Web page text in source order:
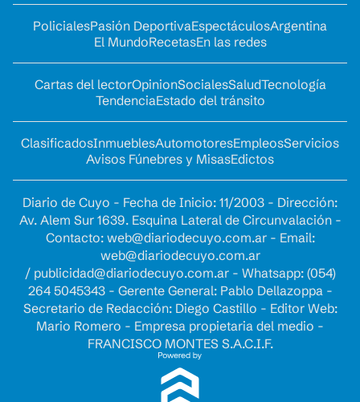
PolicialesPasión DeportivaEspectáculosArgentina
El MundoRecetasEn las redes
Cartas del lectorOpinionSocialesSaludTecnología
TendenciaEstado del tránsito
ClasificadosInmueblesAutomotoresEmpleosServicios
Avisos Fúnebres y MisasEdictos
Diario de Cuyo - Fecha de Inicio: 11/2003 - Dirección:
Av. Alem Sur 1639. Esquina Lateral de Circunvalación -
Contacto: web@diariodecuyo.com.ar- Email:
web@diariodecuyo.com.ar
/ publicidad@diariodecuyo.com.ar- Whatsapp: (054)
264 5045343 - Gerente General: Pablo Dellazoppa -
Secretario de Redacción: Diego Castillo - Editor Web:
Mario Romero - Empresa propietaria del medio -
FRANCISCO MONTES S.A.C.I.F.